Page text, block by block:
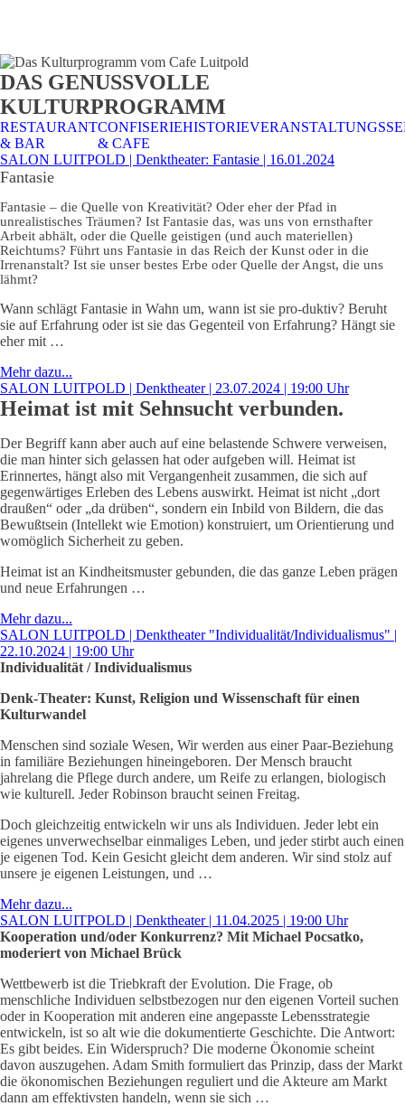
CAFE &
RESTAURANT
TISCHRESERVIERUNG
& KARTE
TISCHRESERVIERUNG
& SPEISEKARTE
DAS GENUSSVOLLE
KULTURPROGRAMM
RESTAURANT
& BAR
CONFISERIE
& CAFE
HISTORIE
SALON LUITPOLD | Denktheater: Fantasie | 16.01.2024
Fantasie
Fantasie – die Quelle von Kreativität? Oder eher der Pfad in
unrealistisches Träumen? Ist Fantasie das, was uns von ernsthafter
Arbeit abhält, oder die Quelle geistigen (und auch materiellen)
Reichtums? Führt uns Fantasie in das Reich der Kunst oder in die
Irrenanstalt? Ist sie unser bestes Erbe oder Quelle der Angst, die uns
lähmt?
Wann schlägt Fantasie in Wahn um, wann ist sie pro-duktiv? Beruht
sie auf Erfahrung oder ist sie das Gegenteil von Erfahrung? Hängt sie
eher mit …
Mehr dazu...
SALON LUITPOLD | Denktheater | 23.07.2024 | 19:00 Uhr
Heimat ist mit Sehnsucht verbunden.
Der Begriff kann aber auch auf eine belastende Schwere verweisen,
die man hinter sich gelassen hat oder aufgeben will. Heimat ist
Erinnertes, hängt also mit Vergangenheit zusammen, die sich auf
gegenwärtiges Erleben des Lebens auswirkt. Heimat ist nicht „dort
draußen“ oder „da drüben“, sondern ein Inbild von Bildern, die das
Bewußtsein (Intellekt wie Emotion) konstruiert, um Orientierung und
womöglich Sicherheit zu geben.
Heimat ist an Kindheitsmuster gebunden, die das ganze Leben prägen
und neue Erfahrungen …
Mehr dazu...
SALON LUITPOLD | Denktheater "Individualität/Individualismus" |
22.10.2024 | 19:00 Uhr
Individualität / Individualismus
Denk-Theater: Kunst, Religion und Wissenschaft für einen
Kulturwandel
Menschen sind soziale Wesen, Wir werden aus einer Paar-Beziehung
in familiäre Beziehungen hineingeboren. Der Mensch braucht
jahrelang die Pflege durch andere, um Reife zu erlangen, biologisch
wie kulturell. Jeder Robinson braucht seinen Freitag.
Doch gleichzeitig entwickeln wir uns als Individuen. Jeder lebt ein
eigenes unverwechselbar einmaliges Leben, und jeder stirbt auch einen
je eigenen Tod. Kein Gesicht gleicht dem anderen. Wir sind stolz auf
unsere je eigenen Leistungen, und …
Mehr dazu...
SALON LUITPOLD | Denktheater | 11.04.2025 | 19:00 Uhr
Kooperation und/oder Konkurrenz? Mit Michael Pocsatko,
moderiert von Michael Brück
Wettbewerb ist die Triebkraft der Evolution. Die Frage, ob
menschliche Individuen selbstbezogen nur den eigenen Vorteil suchen
oder in Kooperation mit anderen eine angepasste Lebensstrategie
entwickeln, ist so alt wie die dokumentierte Geschichte. Die Antwort:
Es gibt beides. Ein Widerspruch? Die moderne Ökonomie scheint
davon auszugehen. Adam Smith formuliert das Prinzip, dass der Markt
die ökonomischen Beziehungen reguliert und die Akteure am Markt
dann am effektivsten handeln, wenn sie sich …